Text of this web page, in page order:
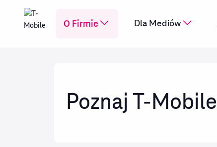
O Firmie Dla Mediów
Poznaj T-Mobile